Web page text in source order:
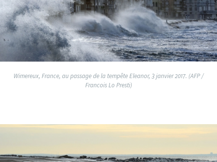
Wimereux, France, au passage de la tempête Eleanor, 3 janvier 2017. (AFP /
Francois Lo Presti)